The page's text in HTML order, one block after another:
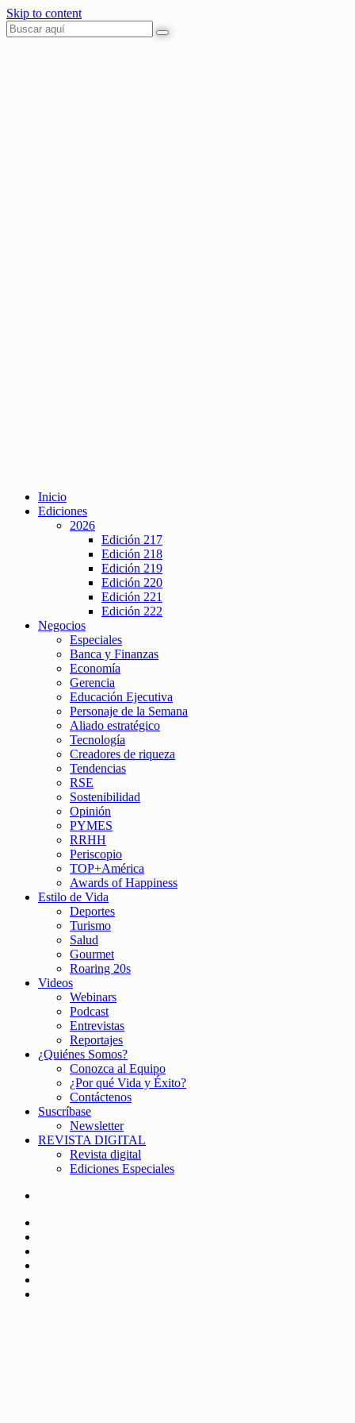
Skip to content
Inicio
Ediciones
2026
Edición 217
Edición 218
Edición 219
Edición 220
Edición 221
Edición 222
Negocios
Especiales
Banca y Finanzas
Economía
Gerencia
Educación Ejecutiva
Personaje de la Semana
Aliado estratégico
Tecnología
Creadores de riqueza
Tendencias
RSE
Sostenibilidad
Opinión
PYMES
RRHH
Periscopio
TOP+América
Awards of Happiness
Estilo de Vida
Deportes
Turismo
Salud
Gourmet
Roaring 20s
Videos
Webinars
Podcast
Entrevistas
Reportajes
¿Quiénes Somos?
Conozca al Equipo
¿Por qué Vida y Éxito?
Contáctenos
Suscríbase
Newsletter
REVISTA DIGITAL
Revista digital
Ediciones Especiales